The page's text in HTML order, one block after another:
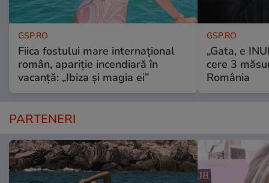
GSP.RO
Fiica fostului mare internațional
român, apariție incendiară în
vacanță: „Ibiza și magia ei”
GSP.RO
„Gata, e
cere 3
România
PARTENERI